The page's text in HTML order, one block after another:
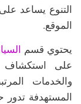
التنوع يساعد
الموقع.
يحتوي قسم
على استكشاف
والخدمات
المستهدفة